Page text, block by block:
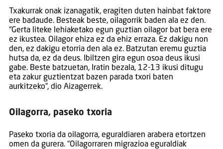
Txakurrak onak izanagatik, eragiten duten hainbat faktore
ere badaude. Besteak beste, oilagorrik baden ala ez den.
“Gerta liteke lehiaketako egun guztian oilagor bat bera ere
ez ikustea. Oilagor ehiza ez da ehiz erraza. Ez dakigu non
den, ez dakigu etorria den ala ez. Batzutan eremu guztia
hutsa da, ez da deus. Ibiltzen gira egun osoa deus ikusi
gabe. Beste batzuetan, Iratin bezala, 12-13 ikusi ditugu
eta zakur guztientzat bazen parada txori baten
aurkitzeko”, dio Aizagerrek.
Oilagorra, paseko txoria
Paseko txoria da oilagorra, eguraldiaren arabera etortzen
omen da gurera. “Oilagorraren migrazioa eguraldiak